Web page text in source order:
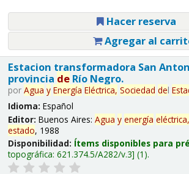
Hacer reserva
Agregar al
Estacion transformadora San
provincia deRío Negro.
por Agua y Energía Eléctrica, Sociedad del
Idioma: Español
Editor: Buenos Aires: Agua y energía eléctrica,
estado, 1988
Disponibilidad: Ítems disponibles para
topográfica: 621.374.5/A282/v.3 (1).